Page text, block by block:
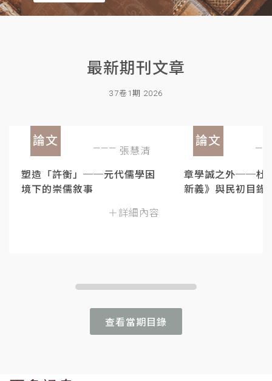
最新期刊文章
37卷1期 2026
論文
張慧清
塑造「許衡」──元代儒學困
境下的崇儒敘事
＋詳細內容
論文
章學誠之外──杜
新義》與民初目錄
查看當期目錄